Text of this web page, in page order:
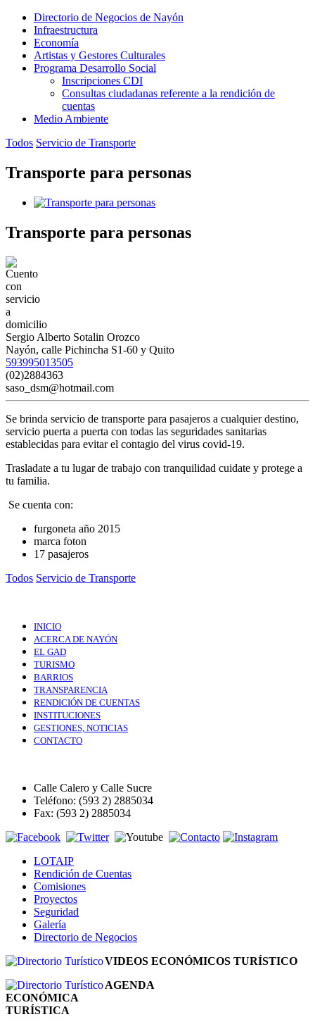
Directorio de Negocios de Nayón
Infraestructura
Economía
Artistas y Gestores Culturales
Programa Desarrollo Social
Inscripciones CDI
Consultas ciudadanas referente a la rendición de
cuentas
Medio Ambiente
Todos Servicio de Transporte
Transporte para personas
Transporte para personas
Sergio Alberto Sotalin Orozco
Nayón, calle Pichincha S1-60 y Quito
593995013505
(02)2884363
saso_dsm@hotmail.com
Se brinda servicio de transporte para pasajeros a cualquier destino,
servicio puerta a puerta con todas las seguridades sanitarias
establecidas para evitar el contagio del virus covid-19.
Trasladate a tu lugar de trabajo con tranquilidad cuidate y protege a
tu familia.
Se cuenta con:
furgoneta año 2015
marca foton
17 pasajeros
Todos Servicio de Transporte
INICIO
ACERCA DE NAYÓN
EL GAD
TURISMO
BARRIOS
TRANSPARENCIA
RENDICIÓN DE CUENTAS
INSTITUCIONES
GESTIONES, NOTICIAS
CONTACTO
Calle Calero y Calle Sucre
Teléfono: (593 2) 2885034
Fax: (593 2) 2885034
LOTAIP
Rendición de Cuentas
Comisiones
Proyectos
Seguridad
Galería
Directorio de Negocios
VIDEOS ECONÓMICOS TURÍSTICO
AGENDA
ECONÓMICA
TURÍSTICA